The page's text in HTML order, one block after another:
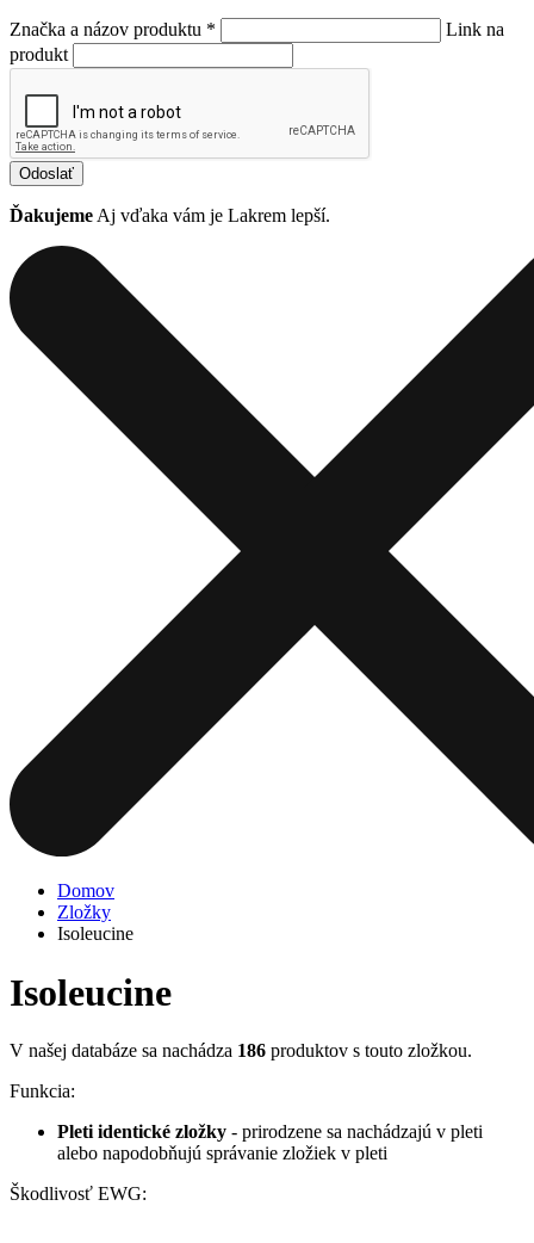
Značka a názov produktu *
Link na
produkt
Odoslať
Ďakujeme Aj vďaka vám je Lakrem lepší.
Domov
Zložky
Isoleucine
Isoleucine
V našej databáze sa nachádza 186 produktov s touto zložkou.
Funkcia:
Pleti identické zložky - prirodzene sa nachádzajú v pleti
alebo napodobňujú správanie zložiek v pleti
Škodlivosť EWG: